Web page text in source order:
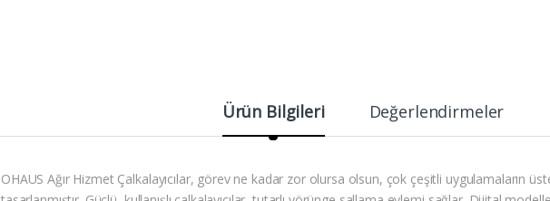
Ürün Bilgileri Değerlendirmeler
OHAUS Ağır Hizmet Çalkalayıcılar, görev ne kadar zor olursa olsun, çok çeşitli uygulamaların